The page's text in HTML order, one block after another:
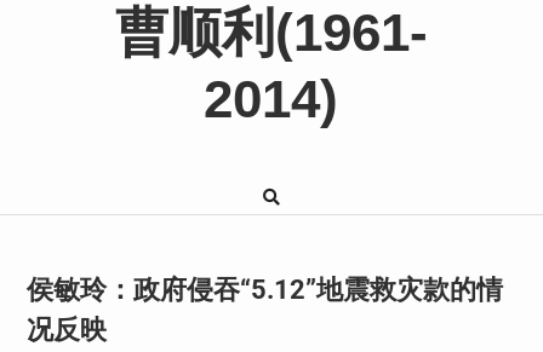
曹顺利(1961-
2014)
侯敏玲：政府侵吞“5.12”地震救灾款的情
况反映